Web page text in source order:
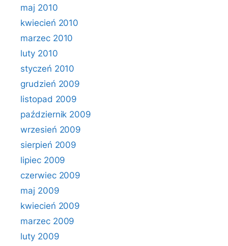
maj 2010
kwiecień 2010
marzec 2010
luty 2010
styczeń 2010
grudzień 2009
listopad 2009
październik 2009
wrzesień 2009
sierpień 2009
lipiec 2009
czerwiec 2009
maj 2009
kwiecień 2009
marzec 2009
luty 2009